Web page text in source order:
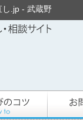
.jp - 武蔵野